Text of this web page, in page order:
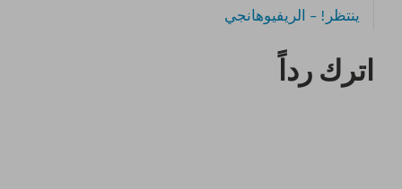
ينتظر! – الريفيوهانجي
اترك رداً